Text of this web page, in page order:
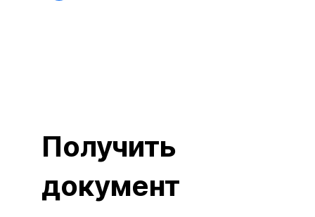
Получить
документ